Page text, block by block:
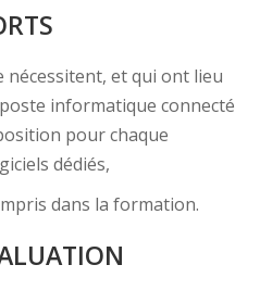
et qui ont lieu
informatique connecté
pour chaque
dédiés,
dans la formation.